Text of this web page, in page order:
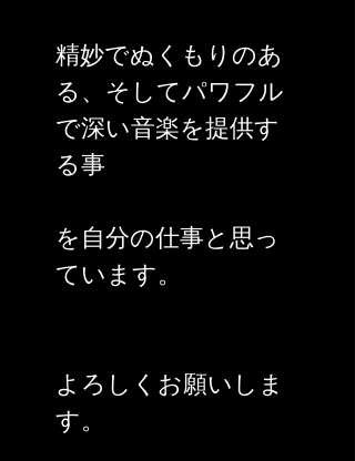
精妙でぬくもりのあ
る、そしてパワフル
で深い音楽を提供す
る事
を自分の仕事と思っ
ています。
よろしくお願いしま
す。